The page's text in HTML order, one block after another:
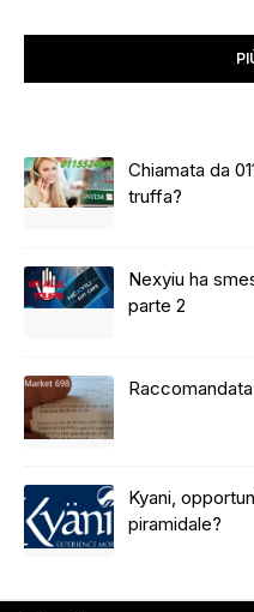
Chiamata da
truffa?
Nexyiu ha
parte 2
Kyani,
piramidale?